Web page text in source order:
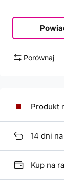
Porównaj
Produkt
14 dni
Kup na